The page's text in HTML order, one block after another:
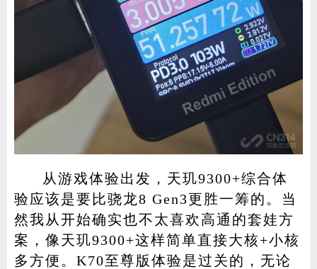
从游戏体验出发，天玑9300+综合体
验应该是要比骁龙8 Gen3更胜一筹的。当
然我从开始确实也不太喜欢高通的套娃方
案，像天玑9300+这样简单直接大核+小核
多方便。K70至尊版体验是过关的，无论